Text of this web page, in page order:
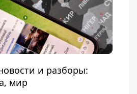
и разборы:
мир